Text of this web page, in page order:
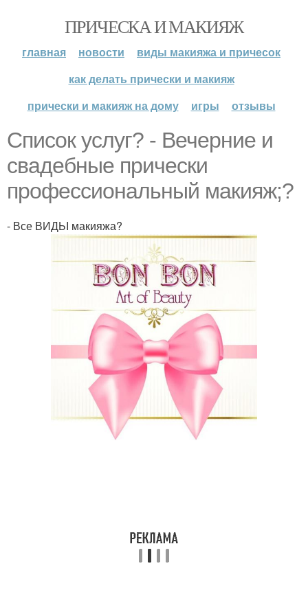
ПРИЧЕСКА И МАКИЯЖ
главная новости
виды макияжа и причесок
как делать прически и макияж
прически и макияж на дому
игры отзывы
Список услуг? - Вечерние и
свадебные прически
профессиональный макияж;?
- Все ВИДЬІ макияжа?